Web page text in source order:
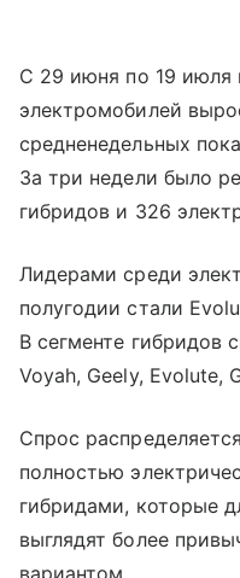
С 29 июня по 19 июля
электромобилей
средненедельных
За три недели было
гибридов и 326
Лидерами среди
полугодии стали
В сегменте гибридов
Voyah, Geely, Evolute,
Спрос
полностью
гибридами, которые
выглядят более
вариантом.